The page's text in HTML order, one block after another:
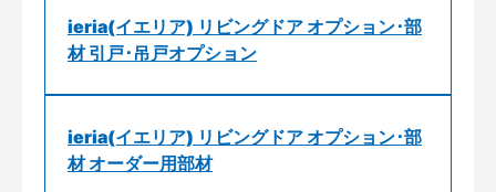
ieria(イエリア) リビングドア オプション･部
材 引戸･吊戸オプション
ieria(イエリア) リビングドア オプション･部
材 オーダー用部材